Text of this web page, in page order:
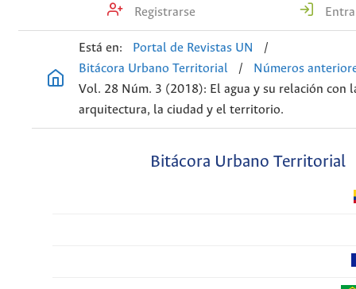
Registrarse
Está en: Portal de Revistas UN
/
Bitácora Urbano Territorial
/
Números
Vol. 28 Núm. 3 (2018): El agua y su relación con
arquitectura, la ciudad y el territorio.
Bitácora Urbano Territorial